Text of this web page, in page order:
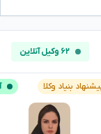
۶۲ وکیل آنلاین
بنیاد وکلا